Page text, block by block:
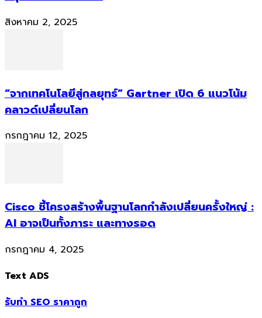
สิงหาคม 2, 2025
“จากเทคโนโลยีสู่กลยุทธ์” Gartner เปิด 6 แนวโน้ม
คลาวด์เปลี่ยนโลก
กรกฎาคม 12, 2025
Cisco ชี้โครงสร้างพื้นฐานโลกกำลังเปลี่ยนครั้งใหญ่ :
AI อาจเป็นทั้งภาระ และทางรอด
กรกฎาคม 4, 2025
Text ADS
รับทำ SEO ราคาถูก